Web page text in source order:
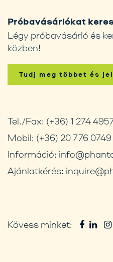
Próbavásárlókat
Légy próbavásárló és
közben!
Tudj meg többet és
Tel./Fax: (+36) 1 274
Mobil: (+36) 20 776 0749
Információ:
Ajánlatkérés:
Kövess minket: